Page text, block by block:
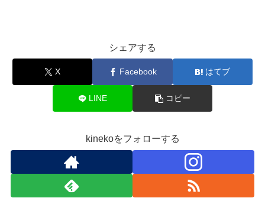
シェアする
X Facebook はてブ
LINE コピー
kinekoをフォローする